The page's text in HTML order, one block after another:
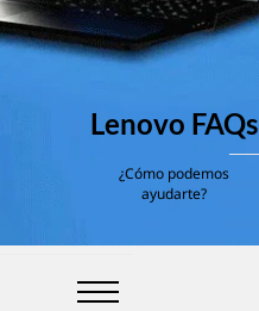
Lenovo FAQs
¿Cómo podemos
ayudarte?